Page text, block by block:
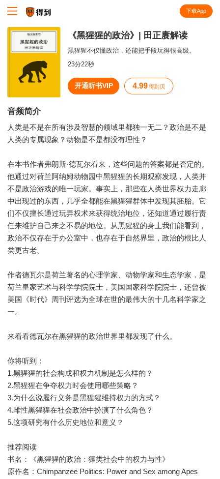
下载App
《黑猩猩的政治》| 田正赓解读
黑猩猩不仅懂政治，还能把手段玩得很高级。
23分22秒
开通听书VIP 4.99 得到贝
音频简介
人类是不是在所有涉及智慧的领域里都独一无二？政治是不是
人类的专属现象？动物是不是都没有理性？
在本书作者弗朗斯·德瓦尔看来，这些问题的答案都是否定的。
他通过对荷兰阿纳姆动物园中黑猩猩的长期观察发现，人类并
不是政治游戏的唯一玩家。事实上，那些在人类世界权力走廊
中出现过的东西，几乎全都能在黑猩猩群体中发现其胚胎。它
们不仅擅长通过玩弄权术来获得统治地位，还知道通过履行责
任来维护自己来之不易的地位。从黑猩猩的身上我们能看到，
政治不仅存在于办公室中，也存在于自然界里，政治的根比人
类更古老。
作者德瓦尔是荷兰著名的心理学家、动物学家和生态学家，是
荷兰皇家艺术与科学学院院士，美国国家科学院院士，还曾被
美国《时代》周刊评选为全球在世的最伟大的十几名科学家之
一。
来看看德瓦尔在黑猩猩的政治世界里都发现了什么。
你将听到：
1.黑猩猩的社会构成和权力机制是怎么样的？
2.黑猩猩在争夺权力时会使用哪些策略？
3.为什么说履行义务是黑猩猩维持权力的方式？
4.雌性黑猩猩在社会政治中扮演了什么角色？
5.这项研究有什么历史地位和意义？
推荐阅读
书名：《黑猩猩的政治：猿类社会中的权力与性》
原作名：Chimpanzee Politics: Power and Sex among Apes